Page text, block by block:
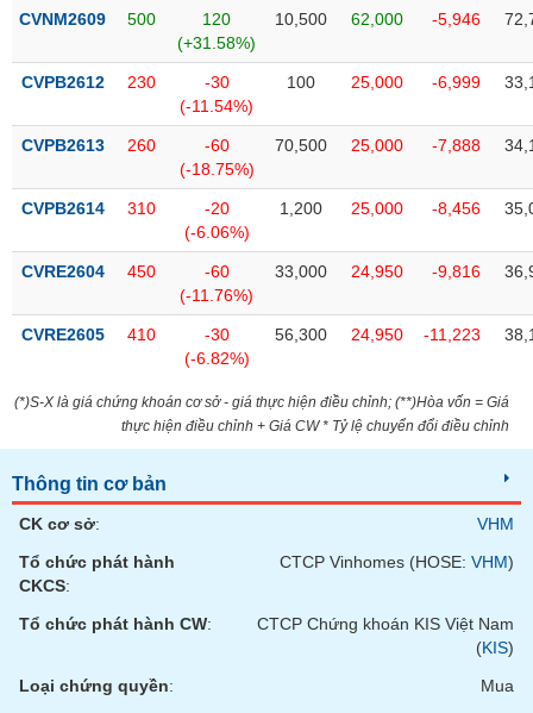
CVNM2609 500
120
(+31.58%)
10,500 62,000 -5,946
CVPB2612 230
-30
(-11.54%)
100 25,000 -6,999
CVPB2613 260
-60
(-18.75%)
70,500 25,000 -7,888
CVPB2614 310
-20
(-6.06%)
1,200 25,000 -8,456
CVRE2604 450
-60
(-11.76%)
33,000 24,950 -9,816
CVRE2605 410
-30
(-6.82%)
56,300 24,950 -11,223
(*)S-X là giá chứng khoán cơ sở - giá thực hiện điều chỉnh; (**)Hòa vốn = Giá
thực hiện điều chỉnh + Giá CW * Tỷ lệ chuyển đổi điều chỉnh
Thông tin cơ bản
CK cơ sở:
VHM
Tổ chức phát hành
CKCS:
CTCP Vinhomes (HOSE: VHM)
Tổ chức phát hành CW:
CTCP Chứng khoán KIS Việt Nam
(KIS)
Loại chứng quyền:
Mua
Dữ
liệu
chính